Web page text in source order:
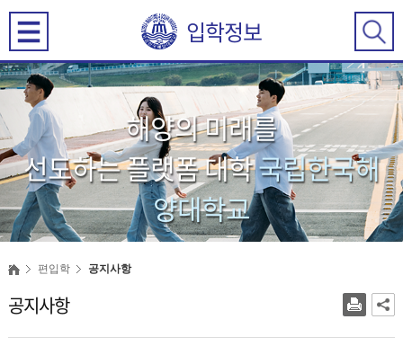
입학정보
해양의 미래를
선도하는 플랫폼 대학국립한국해
양대학교
편입학 공지사항
공지사항